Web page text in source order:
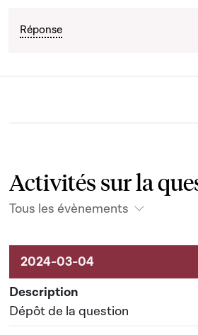
Réponse
Activités sur la
Tous les évènements
Activités sur le dossier
Dépôt de la question